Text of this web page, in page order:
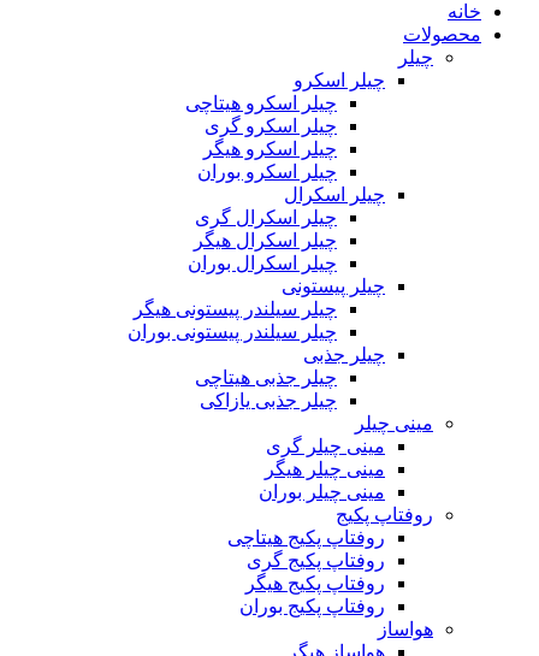
خانه
محصولات
چیلر
چیلر اسکرو
چیلر اسکرو هیتاچی
چیلر اسکرو گری
چیلر اسکرو هیگر
چیلر اسکرو بوران
چیلر اسکرال
چیلر اسکرال گری
چیلر اسکرال هیگر
چیلر اسکرال بوران
چیلر پیستونی
چیلر سیلندر پیستونی هیگر
چیلر سیلندر پیستونی بوران
چیلر جذبی
چیلر جذبی هیتاچی
چیلر جذبی یازاکی
مینی چیلر
مینی چیلر گری
مینی چیلر هیگر
مینی چیلر بوران
روفتاپ پکیج
روفتاپ پکیج هیتاچی
روفتاپ پکیج گری
روفتاپ پکیج هیگر
روفتاپ پکیج بوران
هواساز